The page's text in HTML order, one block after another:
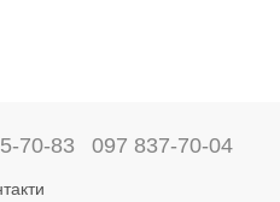
70-83 097 837-70-04